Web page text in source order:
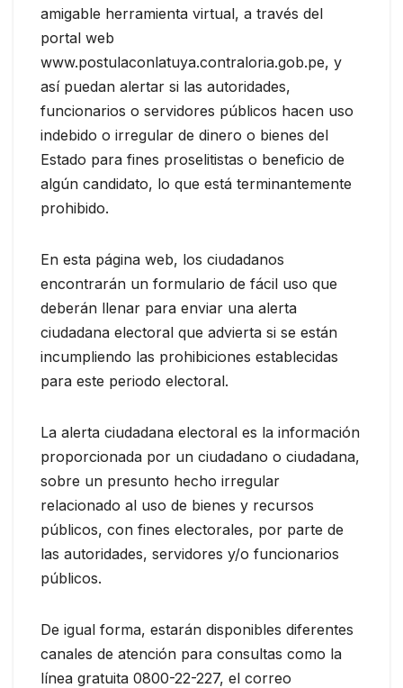
amigable herramienta virtual, a través del
portal web
www.postulaconlatuya.contraloria.gob.pe, y
así puedan alertar si las autoridades,
funcionarios o servidores públicos hacen uso
indebido o irregular de dinero o bienes del
Estado para fines proselitistas o beneficio de
algún candidato, lo que está terminantemente
prohibido.
En esta página web, los ciudadanos
encontrarán un formulario de fácil uso que
deberán llenar para enviar una alerta
ciudadana electoral que advierta si se están
incumpliendo las prohibiciones establecidas
para este periodo electoral.
La alerta ciudadana electoral es la información
proporcionada por un ciudadano o ciudadana,
sobre un presunto hecho irregular
relacionado al uso de bienes y recursos
públicos, con fines electorales, por parte de
las autoridades, servidores y/o funcionarios
públicos.
De igual forma, estarán disponibles diferentes
canales de atención para consultas como la
línea gratuita 0800-22-227, el correo